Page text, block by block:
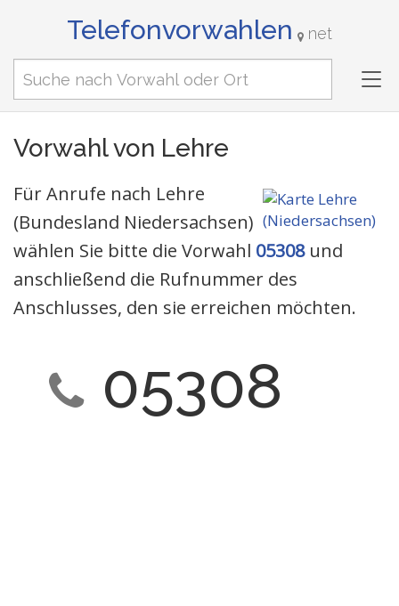
Telefonvorwahlen net
Vorwahl von Lehre
Für Anrufe nach Lehre
(Bundesland Niedersachsen)
wählen Sie bitte die Vorwahl 05308und
anschließend die Rufnummer des
Anschlusses, den sie erreichen möchten.
05308